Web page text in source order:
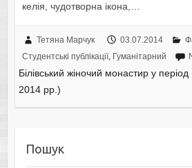
келія, чудотворна ікона,…
Тетяна Марчук 03.07.2014
Студентські публікації, Гуманітарний
Білівський жіночий монастир у
2014 рр.)
Пошук